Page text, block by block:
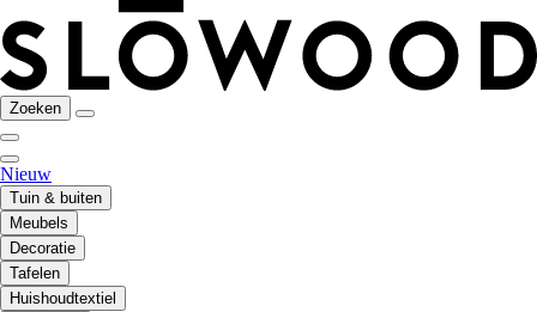
Zoeken
Nieuw
Tuin & buiten
Meubels
Decoratie
Tafelen
Huishoudtextiel